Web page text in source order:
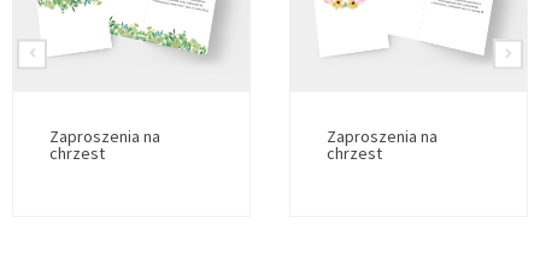
Zaproszenia na
chrzest
Zaproszenia na
chrzest